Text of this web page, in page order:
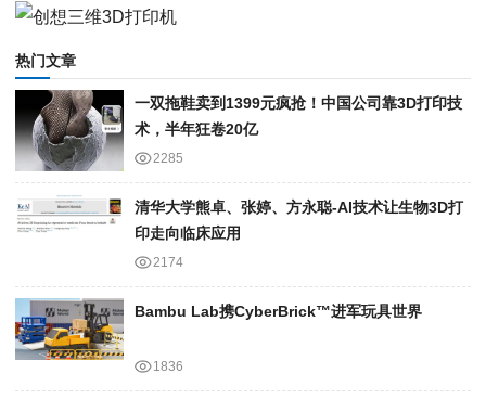
热门文章
一双拖鞋卖到1399元疯抢！中国公司靠3D打印技
术，半年狂卷20亿
2285
清华大学熊卓、张婷、方永聪-AI技术让生物3D打
印走向临床应用
2174
Bambu Lab携Cyber​​Brick™进军玩具世界
1836